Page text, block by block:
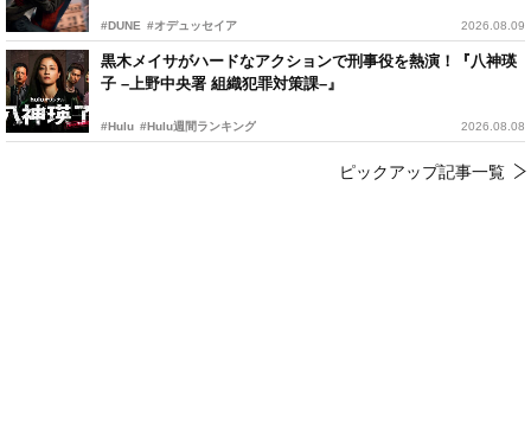
#DUNE #オデュッセイア 2026.08.09
黒木メイサがハードなアクションで刑事役を熱演！『八神瑛
子 –上野中央署 組織犯罪対策課–』
#Hulu #Hulu週間ランキング 2026.08.08
ピックアップ記事一覧